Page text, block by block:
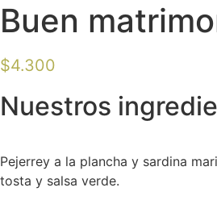
Buen
$4.300
Nuestros
Pejerrey a la plancha y sardina
tosta y salsa verde.